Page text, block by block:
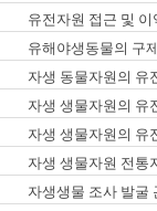
유전자원 접근 및
유해야생동물의 구
자생 동물자원의 유
자생 생물자원의 유
자생 생물자원의 유
자생 생물자원 전통
자생생물 조사 발굴